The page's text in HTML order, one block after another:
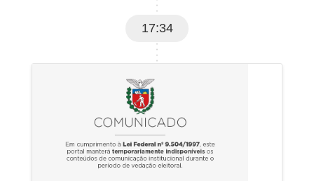
17:34